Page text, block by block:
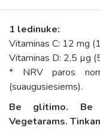
1 ledinuke:
Vitaminas C: 12 mg
Vitaminas D: 2,5 µg
* NRV paros
(suaugusiesiems).
Be glitimo. Be
Vegetarams.